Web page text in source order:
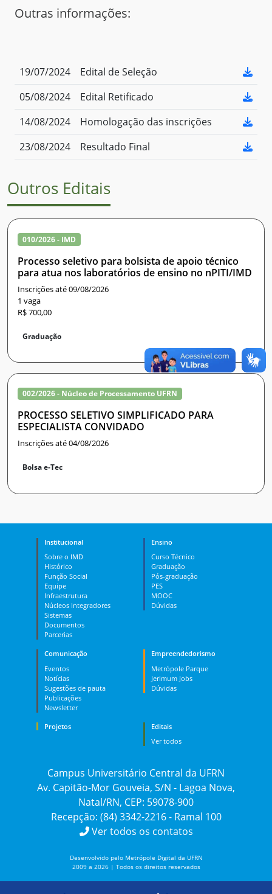
Outras informações:
19/07/2024
Edital de Seleção
05/08/2024
Edital Retificado
14/08/2024
Homologação das inscrições
23/08/2024
Resultado Final
Outros Editais
010/2026 - IMD
Processo seletivo para bolsista de apoio técnico
para atua nos laboratórios de ensino no nPITI/IMD
Inscrições até 09/08/2026
1 vaga
R$ 700,00
Graduação
002/2026 - Núcleo de Processamento UFRN
PROCESSO SELETIVO SIMPLIFICADO PARA
ESPECIALISTA CONVIDADO
Inscrições até 04/08/2026
Bolsa e-Tec
Institucional
Sobre o IMD
Histórico
Função Social
Equipe
Infraestrutura
Núcleos Integradores
Sistemas
Documentos
Parcerias
Ensino
Curso Técnico
Graduação
Pós-graduação
PES
MOOC
Dúvidas
Comunicação
Eventos
Notícias
Sugestões de pauta
Publicações
Newsletter
Empreendedorismo
Metrópole Parque
Jerimum Jobs
Dúvidas
Projetos
Editais
Ver todos
Campus Universitário Central da UFRN
Av. Capitão-Mor Gouveia, S/N - Lagoa Nova,
Natal/RN, CEP: 59078-900
Recepção: (84) 3342-2216 - Ramal 100
Ver todos os contatos
Desenvolvido pelo Metrópole Digital da UFRN
2009 a 2026 | Todos os direitos reservados